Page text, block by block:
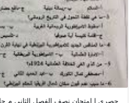
حصري ا امتحان نصف الفصل الثاني م